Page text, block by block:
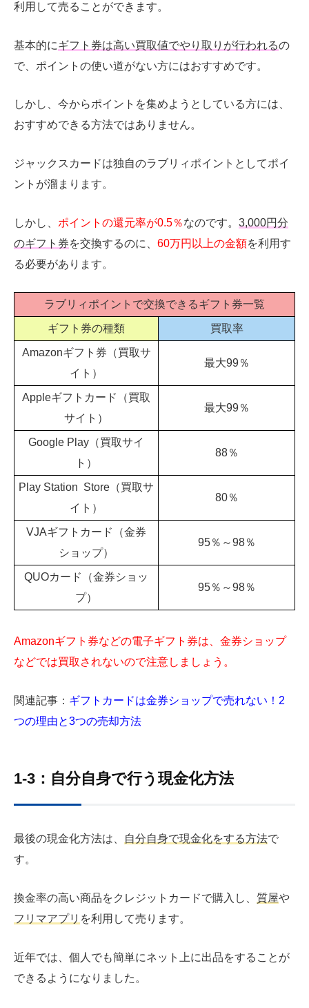
利用して売ることができます。
基本的にギフト券は高い買取値でやり取りが行われるの
で、ポイントの使い道がない方にはおすすめです。
しかし、今からポイントを集めようとしている方には、
おすすめできる方法ではありません。
ジャックスカードは独自のラブリィポイントとしてポイ
ントが溜まります。
しかし、 ポイントの還元率が0.5％なのです。 3,000円分
のギフト券を交換するのに、 60万円以上の金額を利用す
る必要があります。
ラブリィポイントで交換できるギフト券一覧
ギフト券の種類 買取率
Amazonギフト券（買取サ
イト）
最大99％
Appleギフトカード（買取
サイト）
最大99％
Google Play（買取サイ
ト）
88％
Play Station Store（買取サ
イト）
80％
VJAギフトカード（金券
ショップ）
95％～98％
QUOカード（金券ショッ
プ）
95％～98％
Amazonギフト券などの電子ギフト券は、金券ショップ
などでは買取されないので注意しましょう。
関連記事： ギフトカードは金券ショップで売れない！2
つの理由と3つの売却方法
1-3：自分自身で行う現金化方法
最後の現金化方法は、 自分自身で現金化をする方法で
す。
換金率の高い商品をクレジットカードで購入し、 質屋や
フリマアプリ を利用して売ります。
近年では、個人でも簡単にネット上に出品をすることが
できるようになりました。